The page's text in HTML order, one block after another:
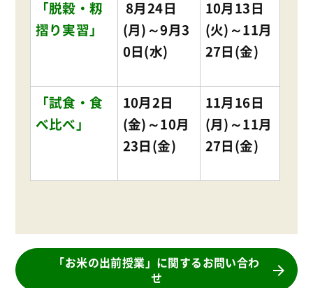
「脱穀・籾
摺り実習」
8月24日
(月)～9月3
0日(水)
10月13日
(火)～11月
27日(金)
「試食・食
べ比べ」
10月2日
(金)～10月
23日(金)
11月16日
(月)～11月
27日(金)
「お米の出前授業」に関するお問い合わ
せ